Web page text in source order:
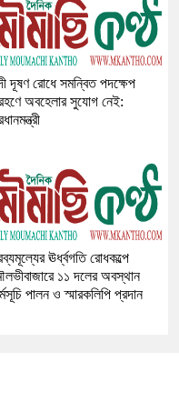
দূষণ রোধে সমন্বিত পদক্ষেপ
অবহেলার সুযোগ নেই:
ঊর্ধ্বগতি রোধকল্পে
১১ দলের অবস্থান
পালন ও স্মারকলিপি প্রদান